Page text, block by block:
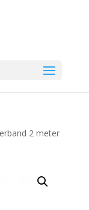
2 meter